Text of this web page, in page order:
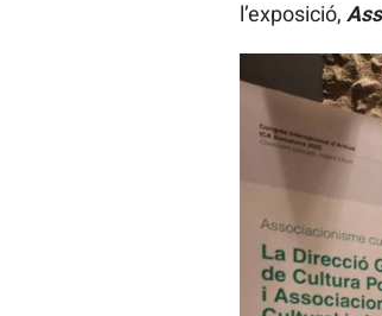
l’exposició,